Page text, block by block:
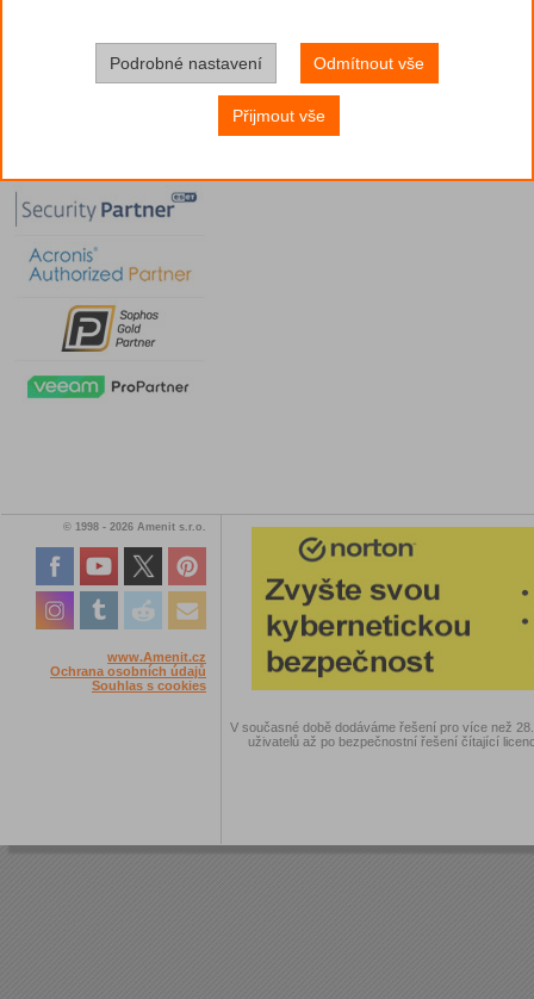
© 1998 - 2026 Amenit s.r.o.
www.Amenit.cz
Ochrana osobních údajů
Souhlas s cookies
V současné době dodáváme řešení pro více než
uživatelů až po bezpečnostní řešení čítající
Podrobné nastavení Odmítnout vše
Přijmout vše